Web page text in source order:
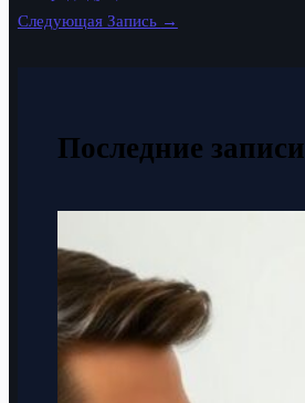
Следующая Запись →
Последние записи